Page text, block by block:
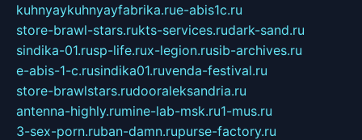
kuhnyaykuhnyayfabrika.rue-abis1c.ru
store-brawl-stars.rukts-services.rudark-sand.ru
sindika-01.rusp-life.rux-legion.rusib-archives.ru
e-abis-1-c.rusindika01.ruvenda-festival.ru
store-brawlstars.rudooraleksandria.ru
antenna-highly.rumine-lab-msk.ru1-mus.ru
3-sex-porn.ruban-damn.rupurse-factory.ru